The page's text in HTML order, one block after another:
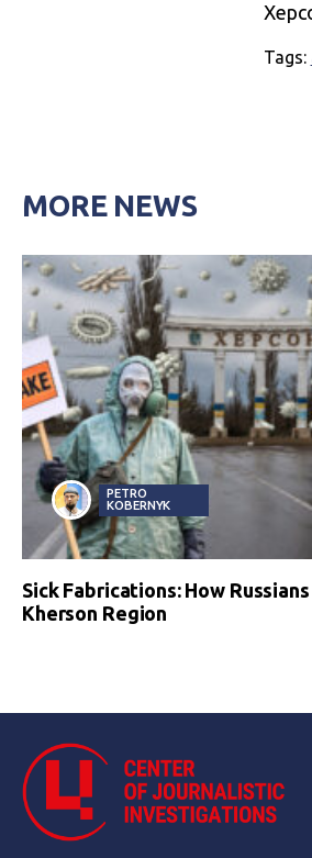
Tags:
MORE NEWS
PETRO
KOBERNYK
Sick Fabrications: How
Kherson Region